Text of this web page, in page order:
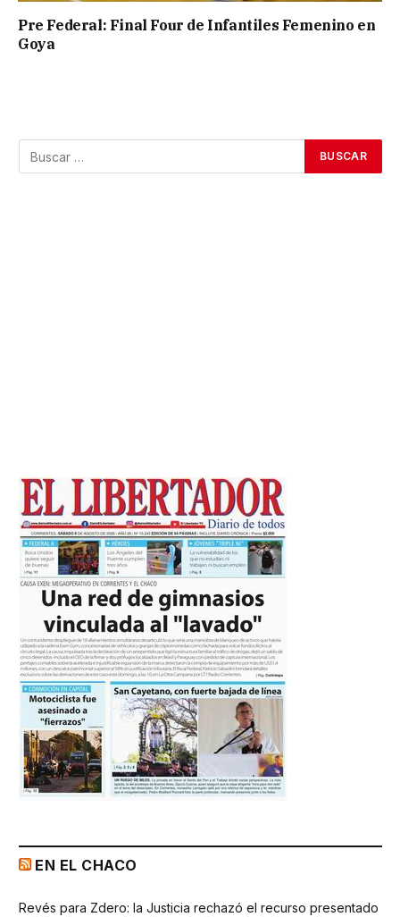
Pre Federal: Final Four de Infantiles Femenino en
Goya
EN EL CHACO
Revés para Zdero: la Justicia rechazó el recurso presentado